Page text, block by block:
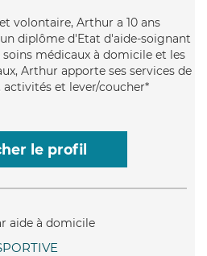
volontaire, Arthur a 10 ans
diplôme d'Etat d'aide-soignant
médicaux à domicile et les
Arthur apporte ses services de
activités et lever/coucher*
le profil